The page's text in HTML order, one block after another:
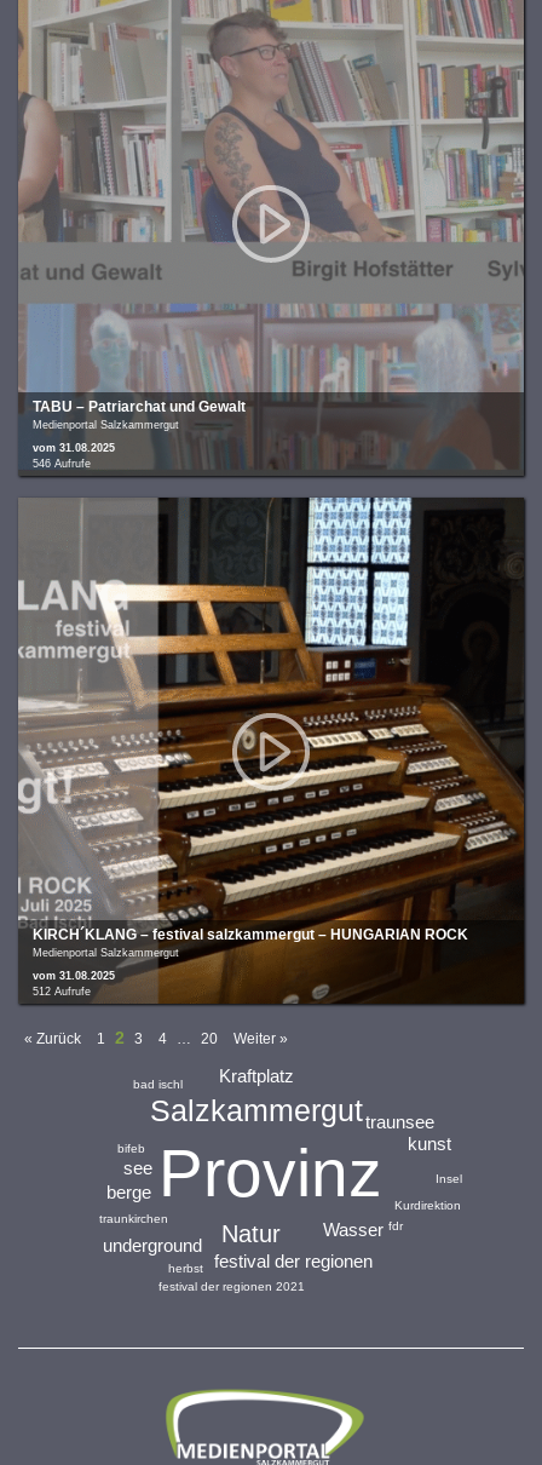
TABU – Patriarchat und Gewalt
Medienportal Salzkammergut
vom 31.08.2025
546 Aufrufe
KIRCH´KLANG – festival salzkammergut – HUNGARIAN ROCK
Medienportal Salzkammergut
vom 31.08.2025
512 Aufrufe
« Zurück 1 2 3 4 … 20 Weiter »
Provinz
Salzkammergut
Natur Wasser
Kraftplatz
festival der regionen
see
traunsee
berge
underground
kunst
traunkirchen
Kurdirektion
bifeb
fdr
Insel
festival der regionen 2021
herbst
bad ischl